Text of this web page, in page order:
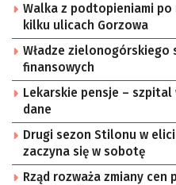
Walka z podtopieniami
kilku ulicach Gorzowa
Władze zielonogórskiego
finansowych
Lekarskie pensje –
dane
Drugi sezon Stilonu w
zaczyna się w sobotę
Rząd rozważa zmiany cen